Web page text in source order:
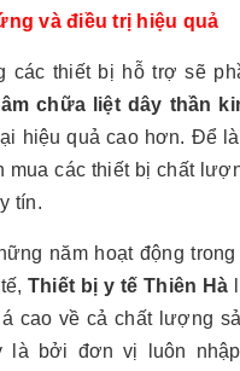
và điều trị hiệu quả
các thiết bị hỗ trợ sẽ
chữa liệt dây thần
hiệu quả cao hơn. Để
mua các thiết bị chất
tín.
năm hoạt động
Thiết bị y tế Thiên Hà
cao về cả chất lượng
là bởi đơn vị luôn